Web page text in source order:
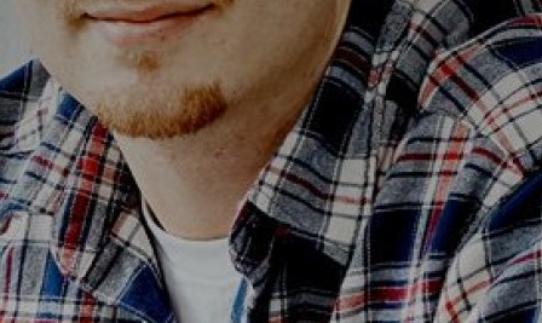
Geberit iCon
Ifö Option
Ifö Sense Art
Ifö Sense Modern
Ifö Sense Pro
Ifö Spira
Spegelhållare
Tvålkorgar
WC-pappershållare
Handduksstänger
Handdukskrokar